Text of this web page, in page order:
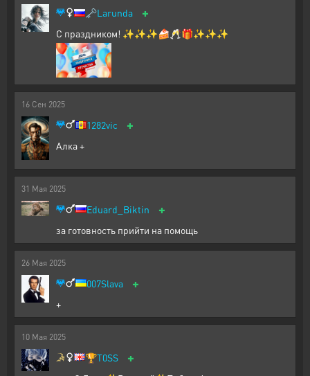
🗝️Larunda +
С праздником! ✨✨✨🍰🥂🎁✨✨✨
16 Сен 2025
1282vic +
Алка +
31 Мая 2025
Eduard_Biktin +
за готовность прийти на помощь
26 Мая 2025
007Slava +
+
10 Мая 2025
🏆T0SS +